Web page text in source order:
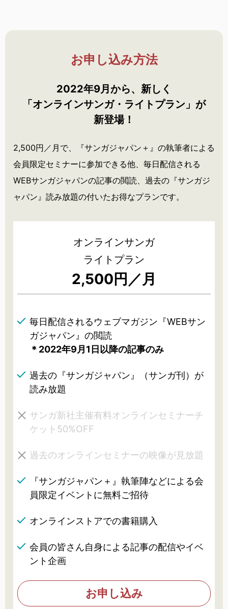
お申し込み方法
2022年9月から、新しく
「オンラインサンガ・ ライトプラン」が
新登場！
2,500円／月で、『サンガジャパン＋』の執筆者による
会員限定セミナーに参加できる他、毎日配信される
WEBサンガジャパンの記事の閲読、過去の『サンガジ
ャパン』読み放題の付いたお得なプランです。
オンラインサンガ
ライトプラン
2,500円／月
毎日配信されるウェブマガジン『WEBサン
ガジャパン』の閲読
＊2022年9月1日以降の記事のみ
過去の『サンガジャパン』（サンガ刊）が
読み放題
サンガ新社主催有料オンラインセミナーチ
ケット50%OFF
過去のオンラインセミナーの映像が見放題
『サンガジャパン＋』執筆陣などによる会
員限定イベントに無料ご招待
オンラインストアでの書籍購入
会員の皆さん自身による記事の配信やイベ
ント企画
お申し込み